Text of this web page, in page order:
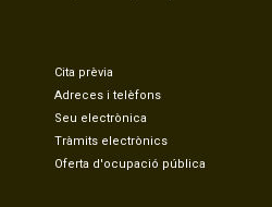
Cita prèvia
Adreces i telèfons
Seu electrònica
Tràmits electrònics
Oferta d'ocupació pública